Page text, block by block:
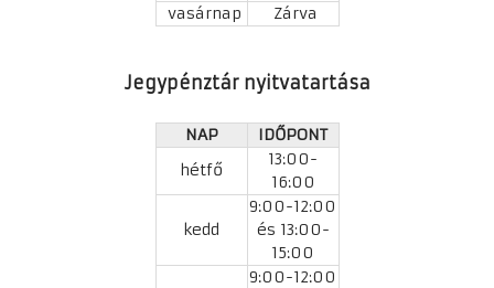
vasárnap
Zárva
Jegypénztár nyitvatartása
NAP
IDŐPONT
hétfő
13:00-
16:00
kedd
9:00-12:00
és 13:00-
15:00
9:00-12:00